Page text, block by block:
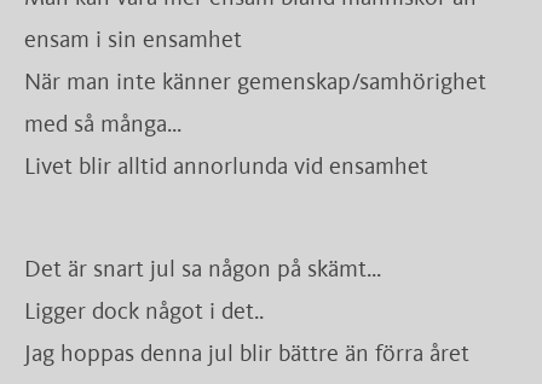
ensam i sin ensamhet
När man inte känner gemenskap/samhörighet
med så många...
Livet blir alltid annorlunda vid ensamhet
Det är snart jul sa någon på skämt...
Ligger dock något i det..
Jag hoppas denna jul blir bättre än förra året